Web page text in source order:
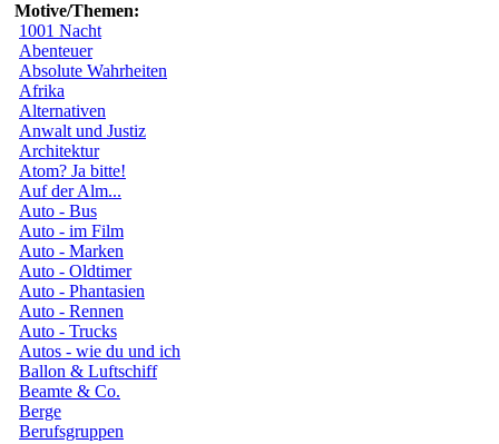
Motive/Themen:
1001 Nacht
Abenteuer
Absolute Wahrheiten
Afrika
Alternativen
Anwalt und Justiz
Architektur
Atom? Ja bitte!
Auf der Alm...
Auto - Bus
Auto - im Film
Auto - Marken
Auto - Oldtimer
Auto - Phantasien
Auto - Rennen
Auto - Trucks
Autos - wie du und ich
Ballon & Luftschiff
Beamte & Co.
Berge
Berufsgruppen